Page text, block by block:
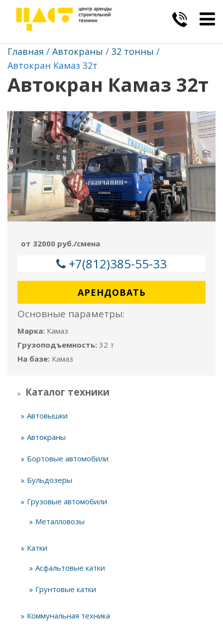
Главная Автокраны
32 тонны
Автокран Камаз 32т
Автокран Камаз 32т
от 32000 руб./смена
+7(812)385-55-33
АРЕНДОВАТЬ
Основные параметры:
Марка: Камаз
Грузоподъемность: 32 т
На базе: Камаз
Каталог техники
Автовышки
Автокраны
Бортовые автомобили
Бульдозеры
Грузовые автомобили
Металловозы
Катки
Асфальтовые катки
Грунтовые катки
Коммунальная техника